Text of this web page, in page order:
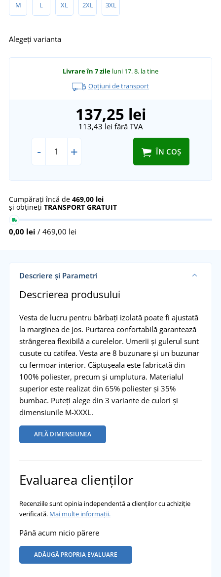
M L XL 2XL 3XL
Alegeți varianta
Livrare în 7 zile luni 17. 8. la tine
Opțiuni de transport
137,25 lei
113,43 lei fără TVA
- + ÎN COȘ
Cumpărați încă de 469,00 lei
și obțineți TRANSPORT GRATUIT
0,00 lei / 469,00 lei
Descriere și Parametri
Descrierea produsului
Vesta de lucru pentru bărbați izolată poate fi ajustată
la marginea de jos. Purtarea confortabilă garantează
strângerea flexibilă a curelelor. Umerii și gulerul sunt
cusute cu catifea. Vesta are 8 buzunare și un buzunar
cu fermoar interior. Căptușeala este fabricată din
100% poliester, precum și umplutura. Materialul
superior este realizat din 65% poliester și 35%
bumbac. Puteți alege din 3 variante de culori și
dimensiunile M-XXXL.
AFLĂ DIMENSIUNEA
Evaluarea clienților
Recenziile sunt opinia independentă a clienților cu achiziție
verificată. Mai multe informații.
Până acum nicio părere
ADĂUGĂ PROPRIA EVALUARE